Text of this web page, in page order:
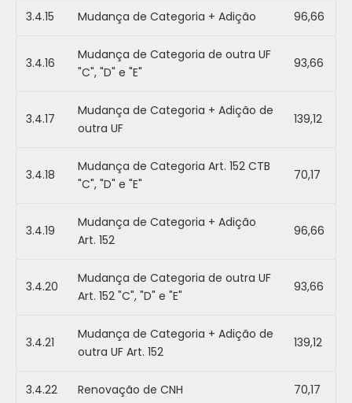
3.4.15 Mudança de Categoria + Adição 96,66
3.4.16
Mudança de Categoria de outra UF
"C", "D" e "E"
93,66
3.4.17
Mudança de Categoria + Adição de
outra UF
139,12
3.4.18
Mudança de Categoria Art. 152 CTB
"C", "D" e "E"
70,17
3.4.19
Mudança de Categoria + Adição
Art. 152
96,66
3.4.20
Mudança de Categoria de outra UF
Art. 152 "C", "D" e "E"
93,66
3.4.21
Mudança de Categoria + Adição de
outra UF Art. 152
139,12
3.4.22 Renovação de CNH 70,17